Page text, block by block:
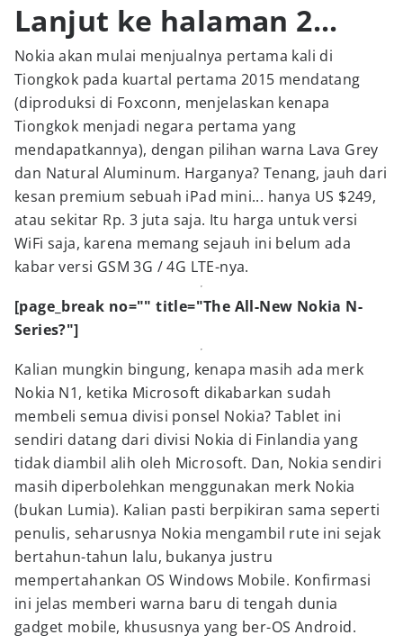
Lanjut ke halaman 2...
Nokia akan mulai menjualnya pertama kali di
Tiongkok pada kuartal pertama 2015 mendatang
(diproduksi di Foxconn, menjelaskan kenapa
Tiongkok menjadi negara pertama yang
mendapatkannya), dengan pilihan warna Lava Grey
dan Natural Aluminum. Harganya? Tenang, jauh dari
kesan premium sebuah iPad mini... hanya US $249,
atau sekitar Rp. 3 juta saja. Itu harga untuk versi
WiFi saja, karena memang sejauh ini belum ada
kabar versi GSM 3G / 4G LTE-nya.
[page_break no="" title="The All-New Nokia N-
Series?"]
Kalian mungkin bingung, kenapa masih ada merk
Nokia N1, ketika Microsoft dikabarkan sudah
membeli semua divisi ponsel Nokia? Tablet ini
sendiri datang dari divisi Nokia di Finlandia yang
tidak diambil alih oleh Microsoft. Dan, Nokia sendiri
masih diperbolehkan menggunakan merk Nokia
(bukan Lumia). Kalian pasti berpikiran sama seperti
penulis, seharusnya Nokia mengambil rute ini sejak
bertahun-tahun lalu, bukanya justru
mempertahankan OS Windows Mobile. Konfirmasi
ini jelas memberi warna baru di tengah dunia
gadget mobile, khususnya yang ber-OS Android.